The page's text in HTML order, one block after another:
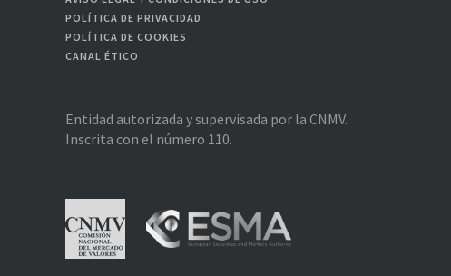
POLÍTICA DE PRIVACIDAD
POLÍTICA DE COOKIES
CANAL ÉTICO
Entidad autorizada y supervisada por la CNMV.
Inscrita con el número 110.